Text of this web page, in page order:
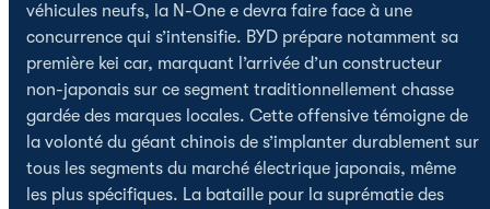
véhicules neufs, la N-One e devra faire face à une
concurrence qui s’intensifie. BYD prépare notamment sa
première kei car, marquant l’arrivée d’un constructeur
non-japonais sur ce segment traditionnellement chasse
gardée des marques locales. Cette offensive témoigne de
la volonté du géant chinois de s’implanter durablement sur
tous les segments du marché électrique japonais, même
les plus spécifiques. La bataille pour la suprématie des